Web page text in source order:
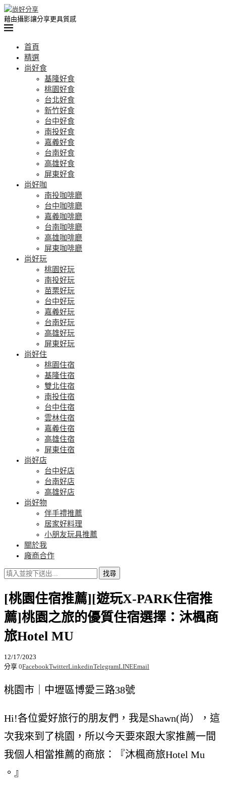
藉由攝影讓分享更具質感
首頁
精選
尚好食
基隆好食
桃園好食
台北好食
新竹好食
台中好食
南投好食
嘉義好食
台南好食
高雄好食
屏東好食
尚好咖
南投咖啡廳
台中咖啡廳
嘉義咖啡廳
台南咖啡廳
高雄咖啡廳
屏東咖啡廳
尚好玩
桃園好玩
南投好玩
苗栗好玩
台中好玩
嘉義好玩
台南好玩
高雄好玩
屏東好玩
尚好住
桃園住宿
基隆住宿
雙北住宿
南投住宿
台中住宿
雲林住宿
嘉義住宿
高雄住宿
屏東住宿
尚好店
台中好店
台南好店
高雄好店
尚好物
伴手禮推薦
居家好料理
小朋友玩具推薦
關於我
廠商合作
找尋
[桃園住宿推薦][遊玩X-PARK住宿推
薦]桃園之旅的優質住宿選擇：沐楓商
旅Hotel MU
12/17/2023
分享 0FacebookTwitterLinkedinTelegramLINEEmail
桃園市｜中壢區博愛三路38號
Hi!各位愛好旅行的朋友們，我是Shawn(尚），這
次我來到了桃園，所以今天要來跟大家推薦一間
我個人相當推薦的商旅：『沐楓商旅Hotel Mu
。』